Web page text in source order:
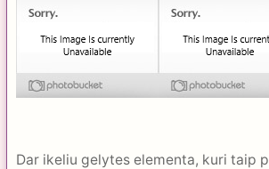
Dar ikeliu gelytes elementa, kuri taip